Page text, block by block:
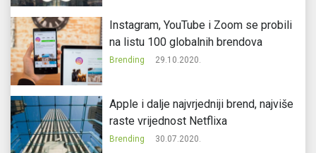
Instagram, YouTube i Zoom se probili
na listu 100 globalnih brendova
Brending 29.10.2020.
Apple i dalje najvrjedniji brend, najviše
raste vrijednost Netflixa
Brending 30.07.2020.